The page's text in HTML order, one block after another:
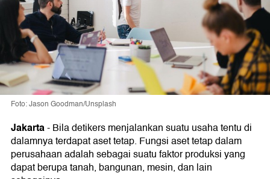
Foto: Jason Goodman/Unsplash
Jakarta-Bila detikers menjalankan suatu usaha tentu di
dalamnya terdapat aset tetap. Fungsi aset tetap dalam
perusahaan adalah sebagai suatu faktor produksi yang
dapat berupa tanah, bangunan, mesin, dan lain